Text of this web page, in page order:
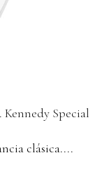
Special
clásica....